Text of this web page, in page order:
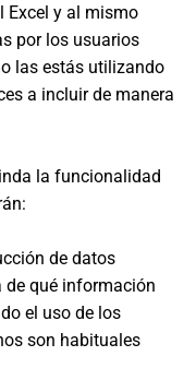
Excel y al mismo
por los usuarios
las estás utilizando
a incluir de manera
la funcionalidad
de datos
qué información
el uso de los
son habituales